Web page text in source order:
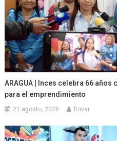
ARAGUA | Inces celebra 66
para el emprendimiento
21 agosto, 2025 ltovar